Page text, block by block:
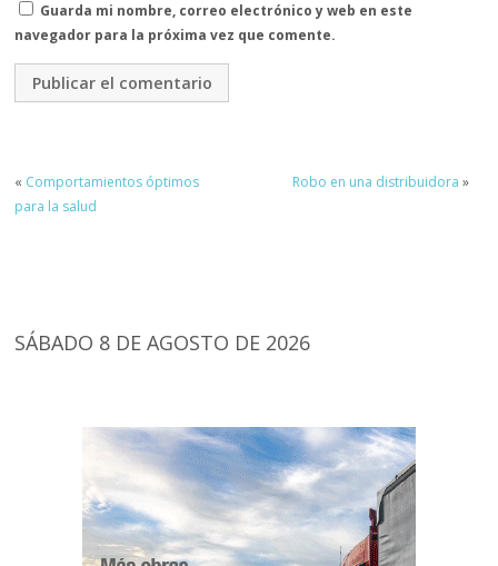
Guarda mi nombre, correo electrónico y web en este
navegador para la próxima vez que comente.
« Comportamientos óptimos
para la salud
Robo en una distribuidora »
SÁBADO 8 DE AGOSTO DE 2026